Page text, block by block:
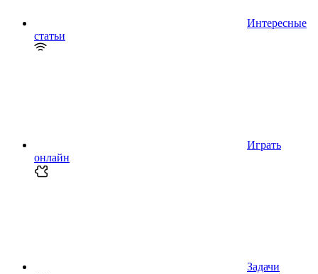
Интересные
статьи
Играть
онлайн
Задачи